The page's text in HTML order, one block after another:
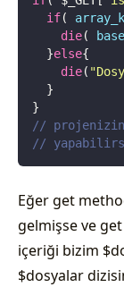
  if
(
    die
(
  }
else{
    die
( "
  }
}
// projenizin
//
Eğer get
gelmişse ve
içeriği bizim
$dosyalar